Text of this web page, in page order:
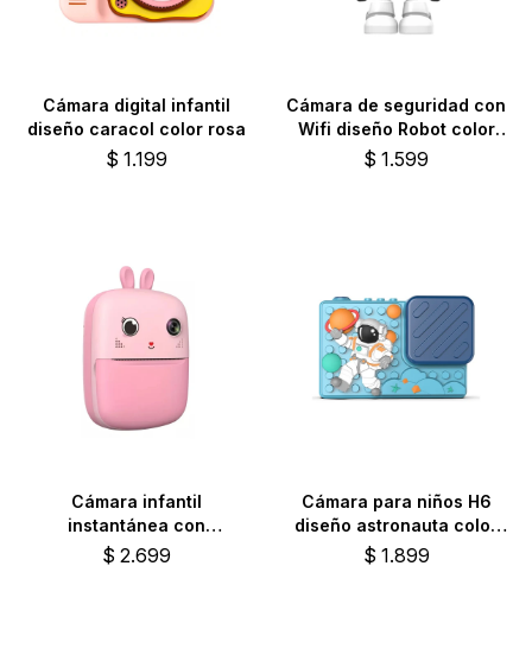
Cámara digital infantil
diseño caracol color rosa
$ 1.199
Cámara de seguridad con
Wifi diseño Robot color
blanco
$ 1.599
Cámara infantil
instantánea con
impresión color rosa
$ 2.699
Cámara para niños H6
diseño astronauta color
azul
$ 1.899